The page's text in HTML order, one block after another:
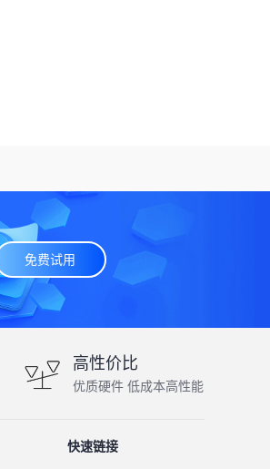
免费试用
高性价比
优质硬件 低成本高性能
快速链接